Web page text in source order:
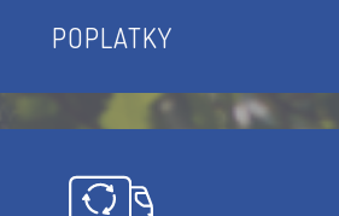
POPLATKY